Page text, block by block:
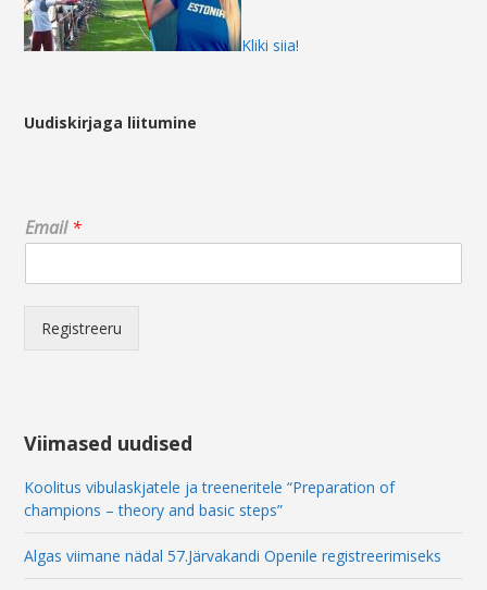
Kliki siia!
Uudiskirjaga liitumine
E
m
i
E
m
a
i
l
Email*
Registreeru
Viimased uudised
Koolitus vibulaskjatele ja treeneritele “Preparation of
champions – theory and basic steps”
Algas viimane nädal 57.Järvakandi Openile registreerimiseks